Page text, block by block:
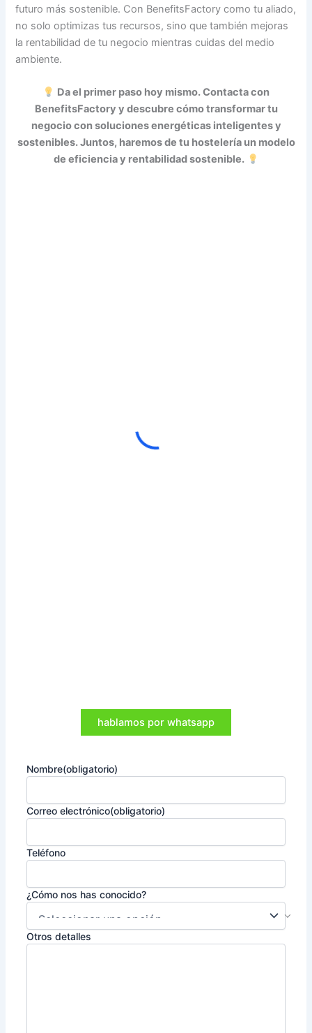
futuro más sostenible. Con BenefitsFactory como tu aliado,
no solo optimizas tus recursos, sino que también mejoras
la rentabilidad de tu negocio mientras cuidas del medio
ambiente.
Da el primer paso hoy mismo. Contacta con
BenefitsFactory y descubre cómo transformar tu
negocio con soluciones energéticas inteligentes y
sostenibles. Juntos, haremos de tu hostelería un modelo
de eficiencia y rentabilidad sostenible.
hablamos por whatsapp
Nombre(obligatorio)
Correo electrónico(obligatorio)
Teléfono
¿Cómo nos has conocido?
Otros detalles